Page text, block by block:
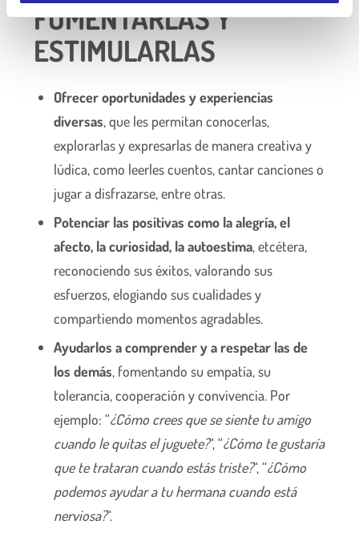
FOMENTARLAS Y
ESTIMULARLAS
Ofrecer oportunidades y experiencias
diversas, que les permitan conocerlas,
explorarlas y expresarlas de manera creativa y
lúdica, como leerles cuentos, cantar canciones o
jugar a disfrazarse, entre otras.
Potenciar las positivas como la alegría, el
afecto, la curiosidad, la autoestima, etcétera,
reconociendo sus éxitos, valorando sus
esfuerzos, elogiando sus cualidades y
compartiendo momentos agradables.
Ayudarlos a comprender y a respetar las de
los demás, fomentando su empatía, su
tolerancia, cooperación y convivencia. Por
ejemplo: “¿Cómo crees que se siente tu amigo
cuando le quitas el juguete?“, “¿Cómo te gustaría
que te trataran cuando estás triste?“, “¿Cómo
podemos ayudar a tu hermana cuando está
nerviosa?“.